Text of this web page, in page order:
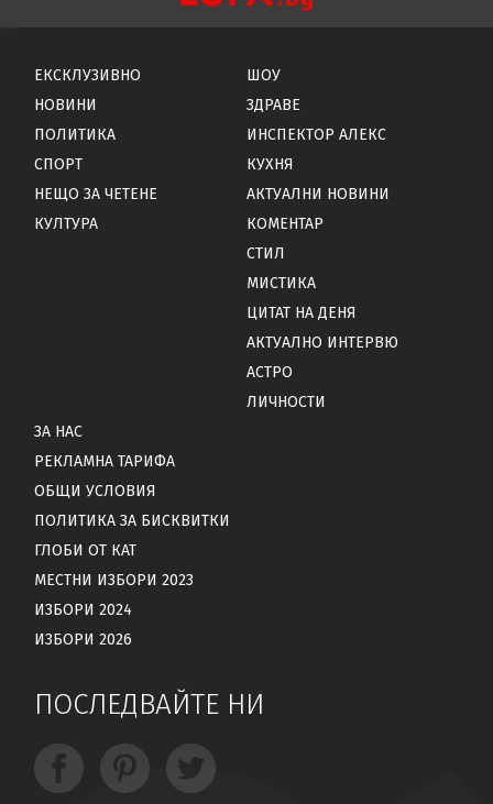
ЕКСКЛУЗИВНО
НОВИНИ
ПОЛИТИКА
СПОРТ
НЕЩО ЗА ЧЕТЕНЕ
КУЛТУРА
ШОУ
ЗДРАВЕ
ИНСПЕКТОР АЛЕКС
КУХНЯ
АКТУАЛНИ НОВИНИ
КОМЕНТАР
СТИЛ
МИСТИКА
ЦИТАТ НА ДЕНЯ
АКТУАЛНО ИНТЕРВЮ
АСТРО
ЛИЧНОСТИ
ЗА НАС
РЕКЛАМНА ТАРИФА
ОБЩИ УСЛОВИЯ
ПОЛИТИКА ЗА БИСКВИТКИ
ГЛОБИ ОТ КАТ
МЕСТНИ ИЗБОРИ 2023
ИЗБОРИ 2024
ИЗБОРИ 2026
ПОСЛЕДВАЙТЕ НИ